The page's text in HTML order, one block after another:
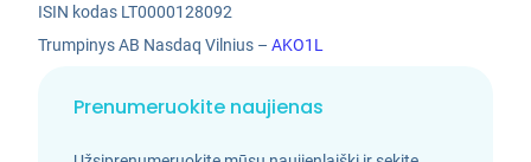
ISIN kodas LT0000128092
Trumpinys AB Nasdaq Vilnius –AKO1L
Prenumeruokite naujienas